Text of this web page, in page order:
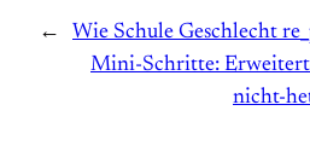
←
Wie Schule Geschlecht
Mini-Schritte:
nicht-